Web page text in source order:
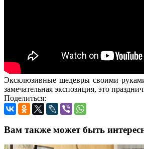
Эксклюзивные шедевры своими
замечательная экспозиция, это
Поделиться:
Вам также может быть